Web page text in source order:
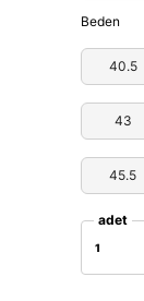
Beden
40.5
43
45.5
adet
1